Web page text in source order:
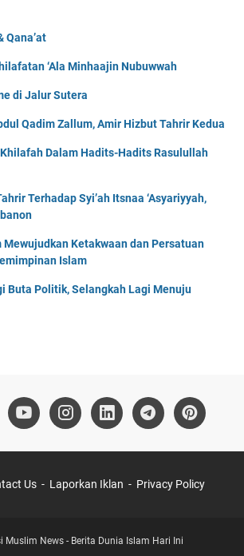
Qana’at
‘Ala Minhaajin Nubuwwah
di Jalur Sutera
Qadim Zallum, Amir Hizbut Tahrir Kedua
Dalam Hadits-Hadits Rasulullah
Terhadap Syi’ah Itsnaa ‘Asyariyyah,
Ketakwaan dan Persatuan
Islam
Buta Politik, Selangkah Lagi Menuju
Us Laporkan Iklan Privacy Policy
Muslim News - Berita Dunia Islam Hari Ini